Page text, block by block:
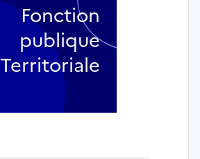
Fonction
publique
Territoriale